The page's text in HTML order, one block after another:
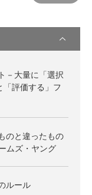
－大量に「選択
評価する」フ
のと違ったもの
ムズ・ヤング
ルール